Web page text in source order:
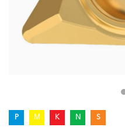
P M K N S